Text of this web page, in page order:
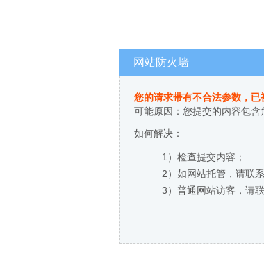
网站防火墙
您的请求带有不合法参数，已
可能原因：您提交的内容包含
如何解决：
1）检查提交内容；
2）如网站托管，请联
3）普通网站访客，请